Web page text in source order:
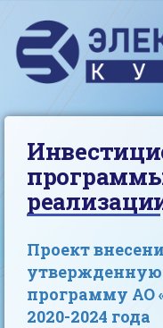
Проект
программу АО
2020-2024 года